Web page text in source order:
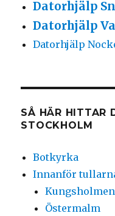
Datorhjälp
Datorhjälp
Datorhjälp
SÅ HÄR HITTAR
STOCKHOLM
Botkyrka
Innanför
Kungsholmen
Östermalm